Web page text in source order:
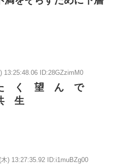
13:25:48.06 ID:28GZzimM0
く 望 ん で
生
) 13:27:35.92 ID:i1muBZg00